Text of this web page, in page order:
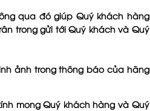
qua đó giúp Quý khách hàng
trong gửi tới Quý khách và Quý
ảnh trong thông báo của hãng
mong Quý khách hàng và Quý